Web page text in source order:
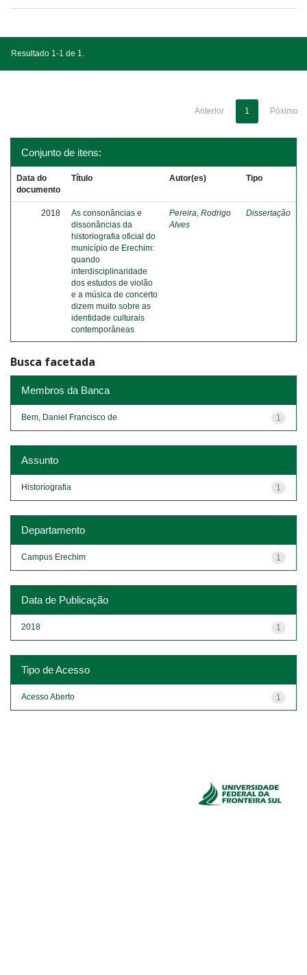
Resultado 1-1 de 1.
Anterior 1 Póximo
Conjunto de itens:
Data do
documento
Título Autor(es) Tipo
2018
As consonâncias e
dissonâncias da
historiografia oficial do
município de Erechim:
quando
interdisciplinaridade
dos estudos de violão
e a música de concerto
dizem muito sobre as
identidade culturais
contemporâneas
Pereira, Rodrigo
Alves
Dissertação
Busca facetada
Membros da Banca
1
Bem, Daniel Francisco de
Assunto
1
Historiografia
Departamento
1
Campus Erechim
Data de Publicação
1
2018
Tipo de Acesso
1
Acesso Aberto